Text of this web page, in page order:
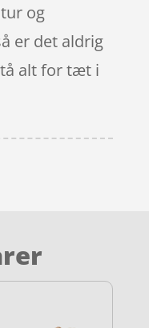
og
er det aldrig
alt for tæt i